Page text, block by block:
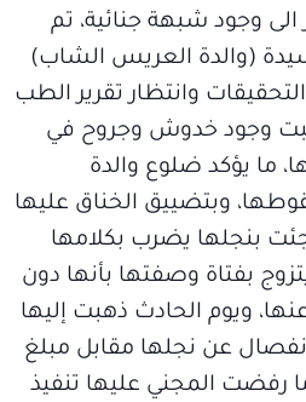
الى وجود شبهة جنائية، تم
(والدة العريس الشاب)
وانتظار تقرير الطب
وجود خدوش وجروح في
ما يؤكد ضلوع والدة
وبتضييق الخناق عليها
بنجلها يضرب بكلامها
بفتاة وصفتها بأنها دون
ويوم الحادث ذهبت إليها
عن نجلها مقابل مبلغ
رفضت المجني عليها تنفيذ